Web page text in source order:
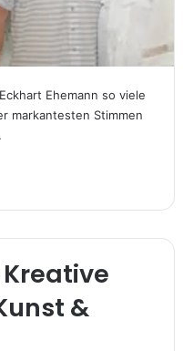
Ehemann so viele
markantesten Stimmen
&